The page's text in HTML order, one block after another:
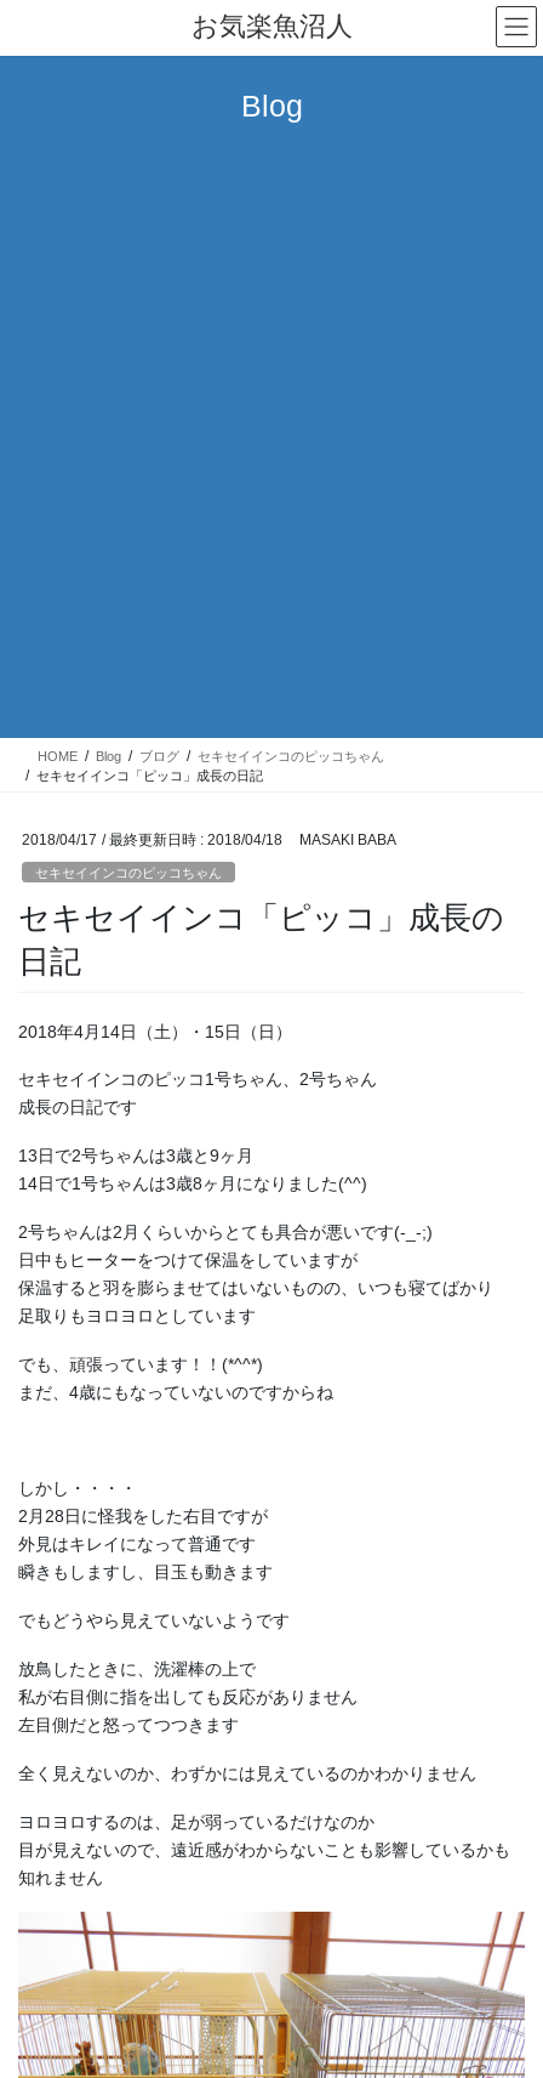
テ
ゲ
お気楽魚沼人
Blog
HOME Blog ブログ
セキセイインコのピッコちゃん
セキセイインコ「ピッコ」成長の日記
2018/04/17 / 最終更新日時 : 2018/04/18 MASAKI BABA
セキセイインコのピッコちゃん
セキセイインコ「ピッコ」成長の
日記
2018年4月14日（土）・15日（日）
セキセイインコのピッコ1号ちゃん、2号ちゃん
成長の日記です
13日で2号ちゃんは3歳と9ヶ月
14日で1号ちゃんは3歳8ヶ月になりました(^^)
2号ちゃんは2月くらいからとても具合が悪いです(-_-;)
日中もヒーターをつけて保温をしていますが
保温すると羽を膨らませてはいないものの、いつも寝てばかり
足取りもヨロヨロとしています
でも、頑張っています！！(*^^*)
まだ、4歳にもなっていないのですからね
しかし・・・・
2月28日に怪我をした右目ですが
外見はキレイになって普通です
瞬きもしますし、目玉も動きます
でもどうやら見えていないようです
放鳥したときに、洗濯棒の上で
私が右目側に指を出しても反応がありません
左目側だと怒ってつつきます
全く見えないのか、わずかには見えているのかわかりません
ヨロヨロするのは、足が弱っているだけなのか
目が見えないので、遠近感がわからないことも影響しているかも
知れません